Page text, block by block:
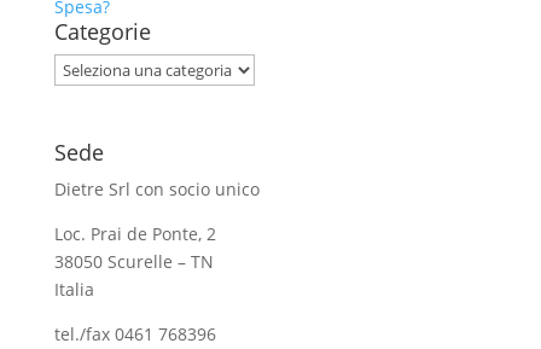
Spesa?
Categorie
Categorie
Sede
Dietre Srl con socio unico
Loc. Prai de Ponte, 2
38050 Scurelle – TN
Italia
tel./fax 0461 768396